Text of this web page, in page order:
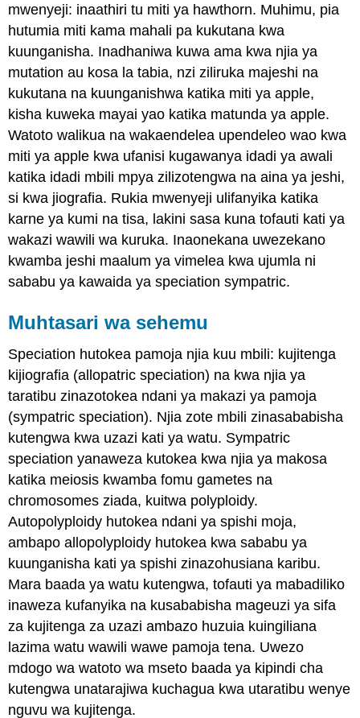
mwenyeji: inaathiri tu miti ya hawthorn. Muhimu, pia
hutumia miti kama mahali pa kukutana kwa
kuunganisha. Inadhaniwa kuwa ama kwa njia ya
mutation au kosa la tabia, nzi ziliruka majeshi na
kukutana na kuunganishwa katika miti ya apple,
kisha kuweka mayai yao katika matunda ya apple.
Watoto walikua na wakaendelea upendeleo wao kwa
miti ya apple kwa ufanisi kugawanya idadi ya awali
katika idadi mbili mpya zilizotengwa na aina ya jeshi,
si kwa jiografia. Rukia mwenyeji ulifanyika katika
karne ya kumi na tisa, lakini sasa kuna tofauti kati ya
wakazi wawili wa kuruka. Inaonekana uwezekano
kwamba jeshi maalum ya vimelea kwa ujumla ni
sababu ya kawaida ya speciation sympatric.
Muhtasari wa sehemu
Speciation hutokea pamoja njia kuu mbili: kujitenga
kijiografia (allopatric speciation) na kwa njia ya
taratibu zinazotokea ndani ya makazi ya pamoja
(sympatric speciation). Njia zote mbili zinasababisha
kutengwa kwa uzazi kati ya watu. Sympatric
speciation yanaweza kutokea kwa njia ya makosa
katika meiosis kwamba fomu gametes na
chromosomes ziada, kuitwa polyploidy.
Autopolyploidy hutokea ndani ya spishi moja,
ambapo allopolyploidy hutokea kwa sababu ya
kuunganisha kati ya spishi zinazohusiana karibu.
Mara baada ya watu kutengwa, tofauti ya mabadiliko
inaweza kufanyika na kusababisha mageuzi ya sifa
za kujitenga za uzazi ambazo huzuia kuingiliana
lazima watu wawili wawe pamoja tena. Uwezo
mdogo wa watoto wa mseto baada ya kipindi cha
kutengwa unatarajiwa kuchagua kwa utaratibu wenye
nguvu wa kujitenga.